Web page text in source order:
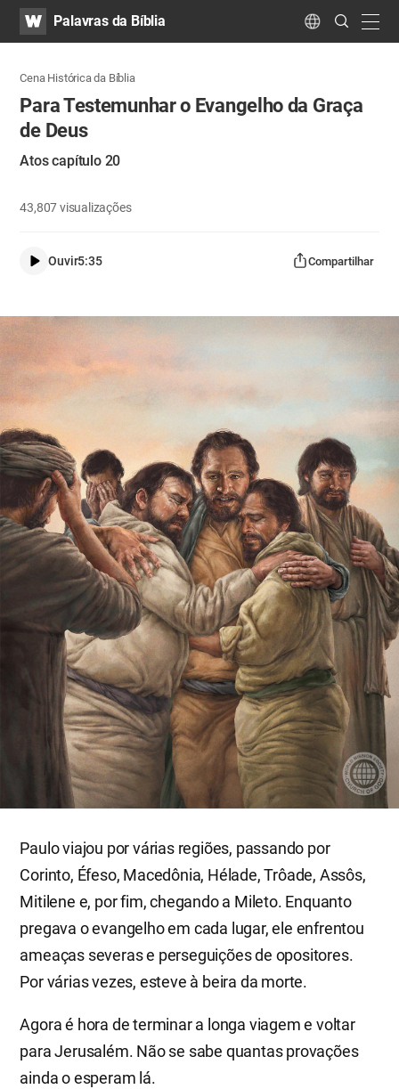
WATVPalavras da Bíblia Language
Search
Submit
Cena Histórica da Bíblia
Para Testemunhar o Evangelho da Graça
de Deus
Atos capítulo 20
43,807visualizações
Ouvir5:35 Compartilhar
Paulo viajou por várias regiões, passando por
Corinto, Éfeso, Macedônia, Hélade, Trôade, Assôs,
Mitilene e, por fim, chegando a Mileto. Enquanto
pregava o evangelho em cada lugar, ele enfrentou
ameaças severas e perseguições de opositores.
Por várias vezes, esteve à beira da morte.
Agora é hora de terminar a longa viagem e voltar
para Jerusalém. Não se sabe quantas provações
ainda o esperam lá.